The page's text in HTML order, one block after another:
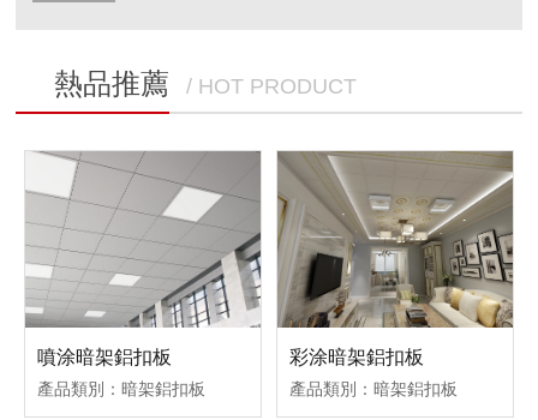
熱品推薦 / HOT PRODUCT
噴涂暗架鋁扣板
產品類別：暗架鋁扣板
彩涂暗架鋁扣板
產品類別：暗架鋁扣板